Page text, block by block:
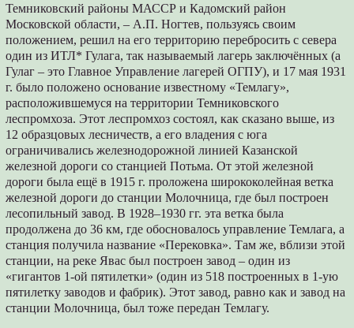
Темниковский районы МАССР и Кадомский район
Московской области, – А.П. Ногтев, пользуясь своим
положением, решил на его территорию перебросить с севера
один из ИТЛ* Гулага, так называемый лагерь заключённых (а
Гулаг – это Главное Управление лагерей ОГПУ), и 17 мая 1931
г. было положено основание известному «Темлагу»,
расположившемуся на территории Темниковского
леспромхоза. Этот леспромхоз состоял, как сказано выше, из
12 образцовых лесничеств, а его владения с юга
ограничивались железнодорожной линией Казанской
железной дороги со станцией Потьма. От этой железной
дороги была ещё в 1915 г. проложена ширококолейная ветка
железной дороги до станции Молочница, где был построен
лесопильный завод. В 1928–1930 гг. эта ветка была
продолжена до 36 км, где обосновалось управление Темлага, а
станция получила название «Перековка». Там же, вблизи этой
станции, на реке Явас был построен завод – один из
«гигантов 1-ой пятилетки» (один из 518 построенных в 1-ую
пятилетку заводов и фабрик). Этот завод, равно как и завод на
станции Молочница, был тоже передан Темлагу.